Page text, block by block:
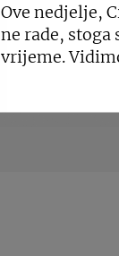
Ove nedjelje,
ne rade, stoga
vrijeme.